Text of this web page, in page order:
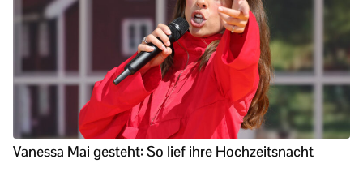
Vanessa Mai gesteht: So lief ihre Hochzeitsnacht